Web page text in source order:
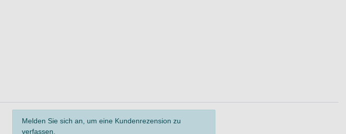
Melden Sie sich an, um eine Kundenrezension zu
verfassen.